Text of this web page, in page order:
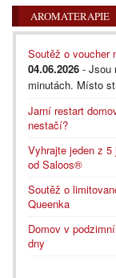
AROMATERAPIE
Soutěž o voucher
04.06.2026 - Jsou
minutách. Místo
Jarní restart
nestačí?
Vyhrajte jeden z
od Saloos®
Soutěž o
Queenka
Domov v
dny